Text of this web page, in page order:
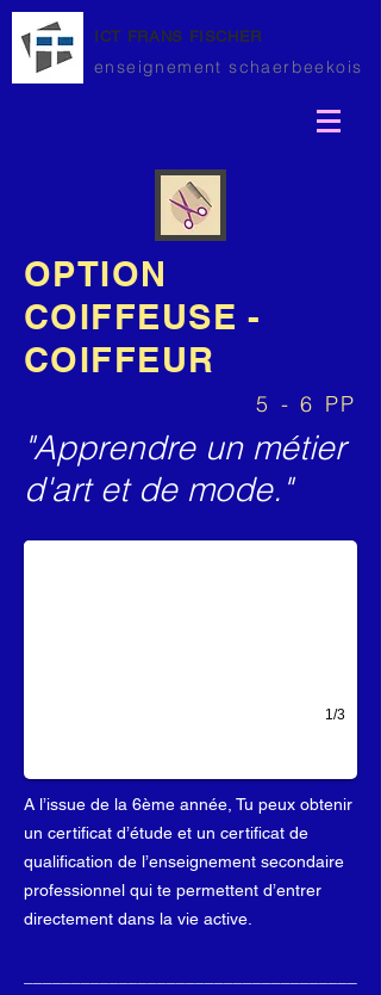
ICT FRANS FISCHER
enseignement schaerbeekois
OPTION
COIFFEUSE -
COIFFEUR
5 - 6 PP
"Apprendre un métier
d'art et de mode."
1/3
A l’issue de la 6ème année, Tu peux obtenir
un certificat d’étude et un certificat de
qualification de l’enseignement secondaire
professionnel qui te permettent d’entrer
directement dans la vie active.